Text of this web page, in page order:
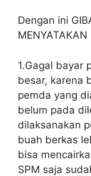
Dengan ini
1.Gagal bayar
besar, karena
pemda yang
belum pada
dilaksanakan
buah berkas
bisa
SPM saja